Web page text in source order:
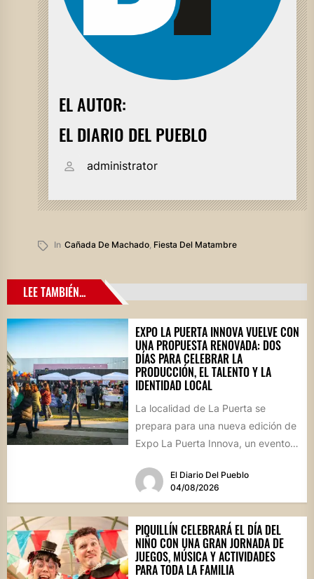
EL AUTOR:
EL DIARIO DEL PUEBLO
administrator
In Cañada De Machado, Fiesta Del Matambre
LEE TAMBIÉN...
EXPO LA PUERTA INNOVA VUELVE CON
UNA PROPUESTA RENOVADA: DOS
DÍAS PARA CELEBRAR LA
PRODUCCIÓN, EL TALENTO Y LA
IDENTIDAD LOCAL
La localidad de La Puerta se
prepara para una nueva edición de
Expo La Puerta Innova, un evento
El Diario Del Pueblo
04/08/2026
PIQUILLÍN CELEBRARÁ EL DÍA DEL
NIÑO CON UNA GRAN JORNADA DE
JUEGOS, MÚSICA Y ACTIVIDADES
PARA TODA LA FAMILIA